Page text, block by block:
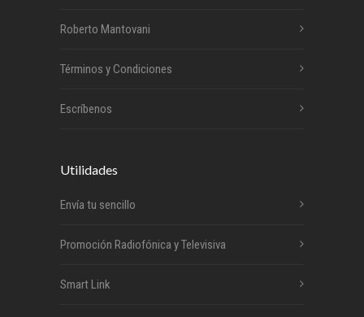
Roberto Mantovani
Términos y Condiciones
Escríbenos
Utilidades
Envía tu sencillo
Promoción Radiofónica y Televisiva
Smart Link